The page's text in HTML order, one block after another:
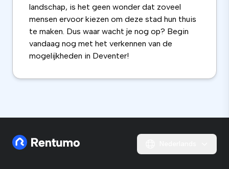
landschap, is het geen wonder dat zoveel
mensen ervoor kiezen om deze stad hun thuis
te maken. Dus waar wacht je nog op? Begin
vandaag nog met het verkennen van de
mogelijkheden in Deventer!